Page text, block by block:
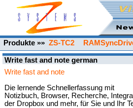
Produkte »» ZS-TC2
Write fast and note german
Write fast and note
Die lernende Schnellerfassung mit
Notizbuch, Browser, Recherche,
der Dropbox und mehr, für Sie und Ihr